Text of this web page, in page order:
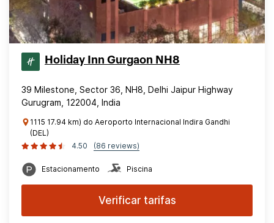
Holiday Inn Gurgaon NH8
39 Milestone, Sector 36, NH8, Delhi Jaipur Highway
Gurugram, 122004, India
1115 17.94 km) do Aeroporto Internacional Indira Gandhi
(DEL)
4.50
(86 reviews)
Estacionamento Piscina
Verificar tarifas